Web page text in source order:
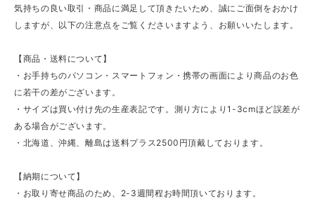
気持ちの良い取引・商品に満足して頂きたいため、誠にご面倒をおかけ
しますが、以下の注意点をご覧くださいますよう、お願いいたします。
【商品・送料について】
・お手持ちのパソコン・スマートフォン・携帯の画面により商品のお色
に若干の差がございます。
・サイズは買い付け先の生産表記です。測り方により1-3cmほど誤差が
ある場合がございます。
・北海道、沖縄、離島は送料プラス2500円頂戴しております。
【納期について】
・お取り寄せ商品のため、2-3週間程お時間頂いております。